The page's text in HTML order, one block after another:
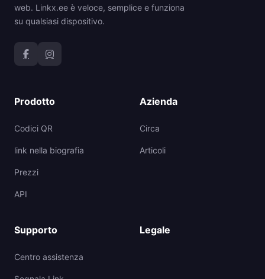
web. Linkx.ee è veloce, semplice e funziona
su qualsiasi dispositivo.
Prodotto
Codici QR
link nella biografia
Prezzi
API
Azienda
Circa
Articoli
Supporto
Centro assistenza
Legale